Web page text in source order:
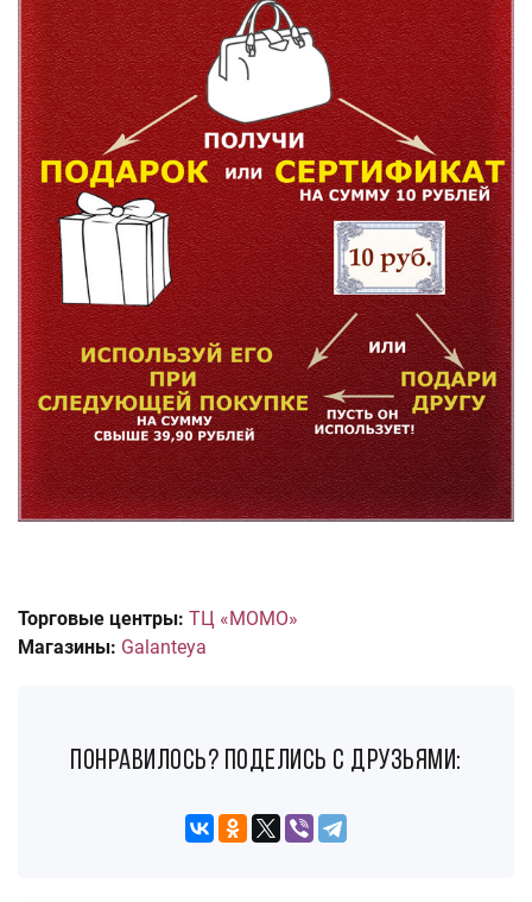
Торговые центры: ТЦ «МОМО»
Магазины: Galanteya
понравилось? поделись с друзьями: